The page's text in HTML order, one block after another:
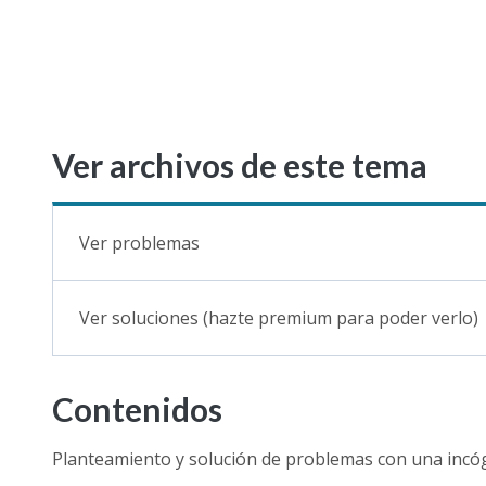
Ver archivos de este tema
Ver problemas
Ver soluciones (hazte premium para poder verlo)
Contenidos
Planteamiento y solución de problemas con una